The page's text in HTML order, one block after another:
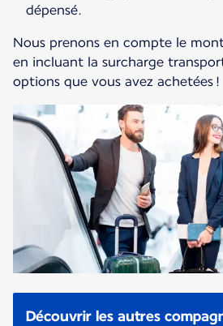
dépensé.
Nous prenons en compte le
en incluant la surcharge
options que vous avez achetées !
Découvrir les autres